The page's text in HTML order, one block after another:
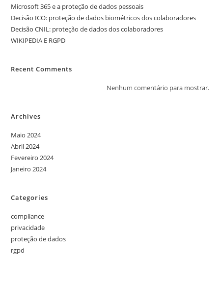
Microsoft 365 e a proteção de dados pessoais
Decisão ICO: proteção de dados biométricos dos colaboradores
Decisão CNIL: proteção de dados dos colaboradores
WIKIPEDIA E RGPD
Recent Comments
Nenhum comentário para mostrar.
Archives
Maio 2024
Abril 2024
Fevereiro 2024
Janeiro 2024
Categories
compliance
privacidade
proteção de dados
rgpd